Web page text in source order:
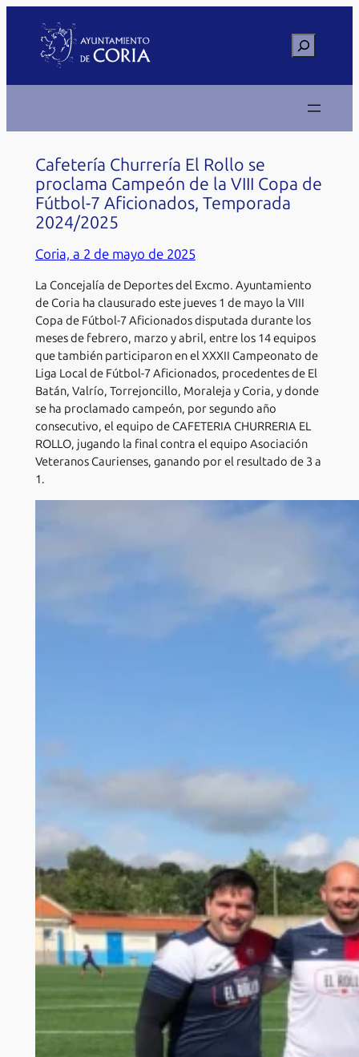
contenido
Buscar
Cafetería Churrería El Rollo se
proclama Campeón de la VIII Copa de
Fútbol-7 Aficionados, Temporada
2024/2025
Coria, a 2 de mayo de 2025
La Concejalía de Deportes del Excmo. Ayuntamiento
de Coria ha clausurado este jueves 1 de mayo la VIII
Copa de Fútbol-7 Aficionados disputada durante los
meses de febrero, marzo y abril, entre los 14 equipos
que también participaron en el XXXII Campeonato de
Liga Local de Fútbol-7 Aficionados, procedentes de El
Batán, Valrío, Torrejoncillo, Moraleja y Coria, y donde
se ha proclamado campeón, por segundo año
consecutivo, el equipo de CAFETERIA CHURRERIA EL
ROLLO, jugando la final contra el equipo Asociación
Veteranos Caurienses, ganando por el resultado de 3 a
1.